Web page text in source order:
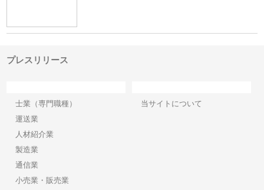
プレスリリース
士業（専門職種）
運送業
人材紹介業
製造業
通信業
小売業・販売業
当サイトについて